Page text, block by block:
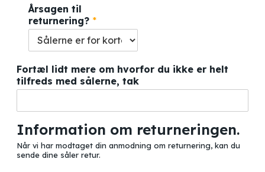
Årsagen til
returnering? *
Fortæl lidt mere om hvorfor du ikke er helt
tilfreds med sålerne, tak
Information om returneringen.
Når vi har modtaget din anmodning om returnering, kan du
sende dine såler retur.